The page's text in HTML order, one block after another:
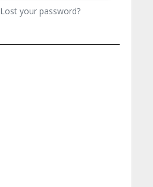
Lost your password?